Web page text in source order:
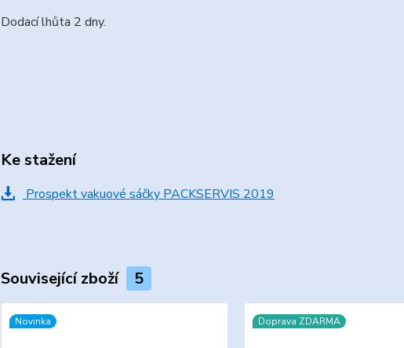
Dodací lhůta 2 dny.
Ke stažení
Prospekt vakuové sáčky PACKSERVIS 2019
Související zboží 5
Novinka Doprava ZDARMA